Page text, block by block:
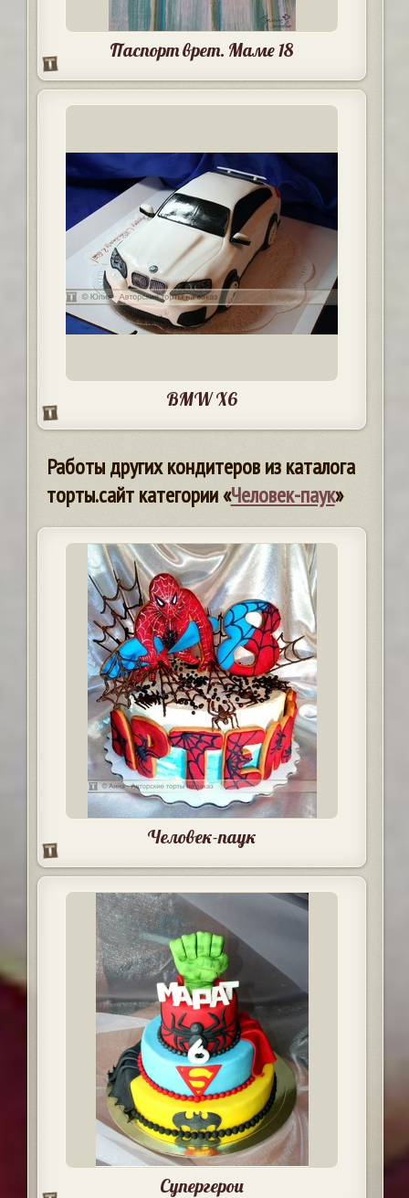
Паспорт врет. Маме 18
BMW X6
Работы других кондитеров из каталога
торты.сайт категории «Человек-паук»
Человек-паук
Супергерои